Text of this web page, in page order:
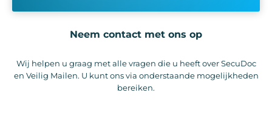
Neem contact met ons op
Wij helpen u graag met alle vragen die u heeft over SecuDoc
en Veilig Mailen. U kunt ons via onderstaande mogelijkheden
bereiken.